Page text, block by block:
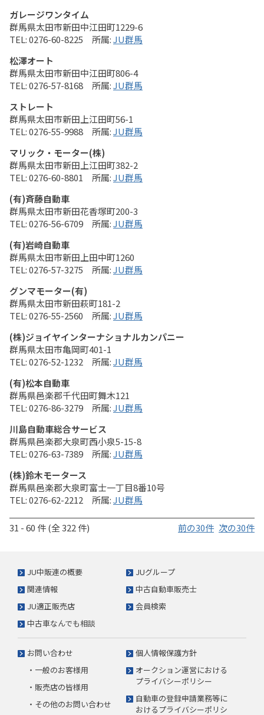
ガレージワンタイム
群馬県太田市新田中江田町1229-6
0276-60-8225
JU群馬
松澤オート
群馬県太田市新田中江田町806-4
0276-57-8168
JU群馬
ストレート
群馬県太田市新田上江田町56-1
0276-55-9988
JU群馬
マリック・モーター(株)
群馬県太田市新田上江田町382-2
0276-60-8801
JU群馬
(有)斉藤自動車
群馬県太田市新田花香塚町200-3
0276-56-6709
JU群馬
(有)岩崎自動車
群馬県太田市新田上田中町1260
0276-57-3275
JU群馬
グンマモーター(有)
群馬県太田市新田萩町181-2
0276-55-2560
JU群馬
(株)ジョイヤインターナショナルカンパニー
群馬県太田市亀岡町401-1
0276-52-1232
JU群馬
(有)松本自動車
群馬県邑楽郡千代田町舞木121
0276-86-3279
JU群馬
川島自動車総合サービス
群馬県邑楽郡大泉町西小泉5-15-8
0276-63-7389
JU群馬
(株)鈴木モータース
群馬県邑楽郡大泉町富士一丁目8番10号
0276-62-2212
JU群馬
31 - 60 件 (全 322 件) 前の30件 次の30件
JU中販連の概要
JUグループ
関連情報
中古自動車販売士
JU適正販売店
会員検索
中古車なんでも相談
お問い合わせ
・一般のお客様用
・販売店の皆様用
・その他のお問い合わせ
個人情報保護方針
オークション運営における
プライバシーポリシー
自動車の登録申請業務等に
おけるプライバシーポリシ